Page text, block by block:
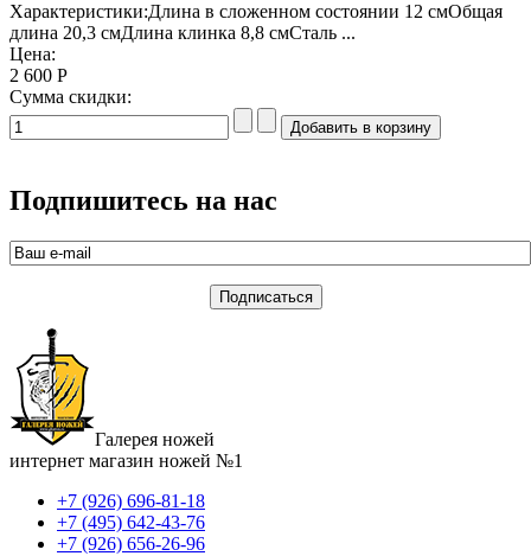
Характеристики:Длина в сложенном состоянии 12 смОбщая
длина 20,3 смДлина клинка 8,8 смСталь ...
Цена:
2 600 Р
Сумма скидки:
Подпишитесь на нас
Галерея ножей
интернет магазин ножей №1
+7 (926) 696-81-18
+7 (495) 642-43-76
+7 (926) 656-26-96